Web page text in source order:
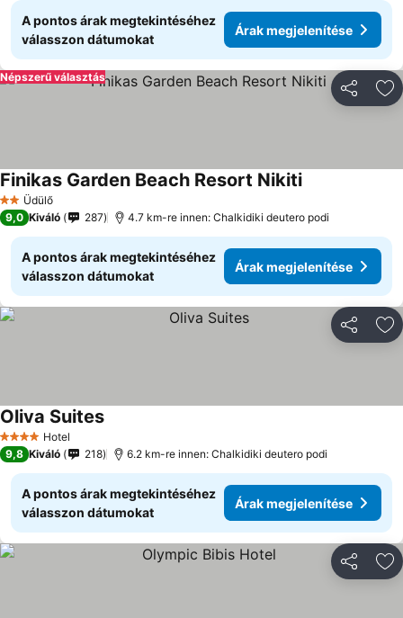
A pontos árak megtekintéséhez
válasszon dátumokat
Árak megjelenítése
Népszerű választás
2 Kategória
Üdülő
Finikas Garden Beach Resort NikitiÁrak
9,0 Kiváló 287 4.7 km-re innen: Chalkidiki deutero podi
A pontos árak megtekintéséhez
válasszon dátumokat
Árak megjelenítése
4 KategóriaHotel
Oliva SuitesÁrak megjelenítése
9,8 Kiváló 218 6.2 km-re innen: Chalkidiki deutero podi
A pontos árak megtekintéséhez
válasszon dátumokat
Árak megjelenítése